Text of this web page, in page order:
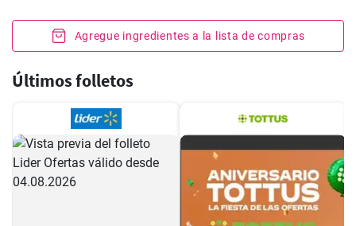
Agregue ingredientes a la lista de compras
Últimos folletos